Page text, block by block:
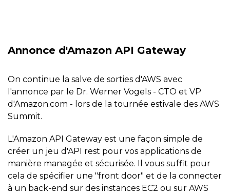
Annonce d'Amazon API Gateway
On continue la salve de sorties d'AWS avec
l'annonce par le Dr. Werner Vogels - CTO et VP
d'Amazon.com - lors de la tournée estivale des AWS
Summit.
L'Amazon API Gateway est une façon simple de
créer un jeu d'API rest pour vos applications de
manière managée et sécurisée. Il vous suffit pour
cela de spécifier une "front door" et de la connecter
à un back-end sur des instances EC2 ou sur AWS